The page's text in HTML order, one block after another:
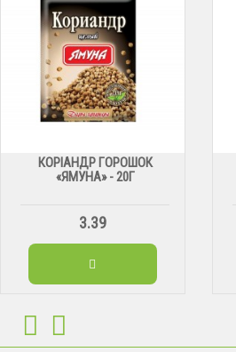
КОРІАНДР ГОРОШОК
«ЯМУНА» - 20Г
3.39